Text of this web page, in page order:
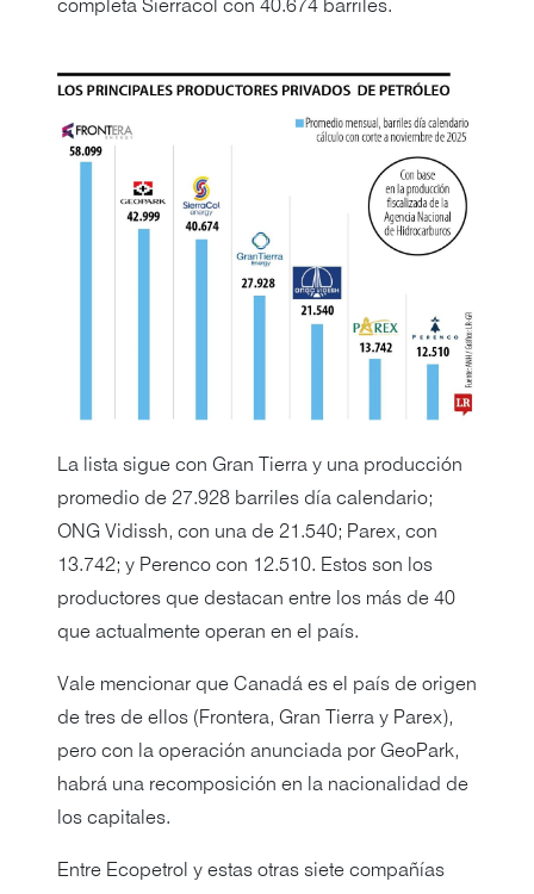
completa Sierracol con 40.674 barriles.
La lista sigue con Gran Tierra y una producción
promedio de 27.928 barriles día calendario;
ONG Vidissh, con una de 21.540; Parex, con
13.742; y Perenco con 12.510. Estos son los
productores que destacan entre los más de 40
que actualmente operan en el país.
Vale mencionar que Canadá es el país de origen
de tres de ellos (Frontera, Gran Tierra y Parex),
pero con la operación anunciada por GeoPark,
habrá una recomposición en la nacionalidad de
los capitales.
Entre Ecopetrol y estas otras siete compañías